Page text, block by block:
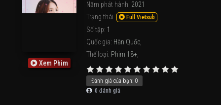
Xem Phim
Năm phát hành: 2021
Trạng thái
Full Vietsub
Số tập: 1
Quốc gia: Hàn Quốc
Thể loại: Phim 18+
Đánh giá của bạn: 0
0 đánh giá